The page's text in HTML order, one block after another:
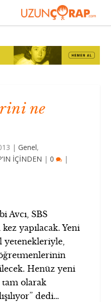
ne
|Genel,
İÇİNDEN |0 |
Avcı, SBS
yapılacak. Yeni
yetenekleriyle,
Henüz yeni
olarak
dedi…